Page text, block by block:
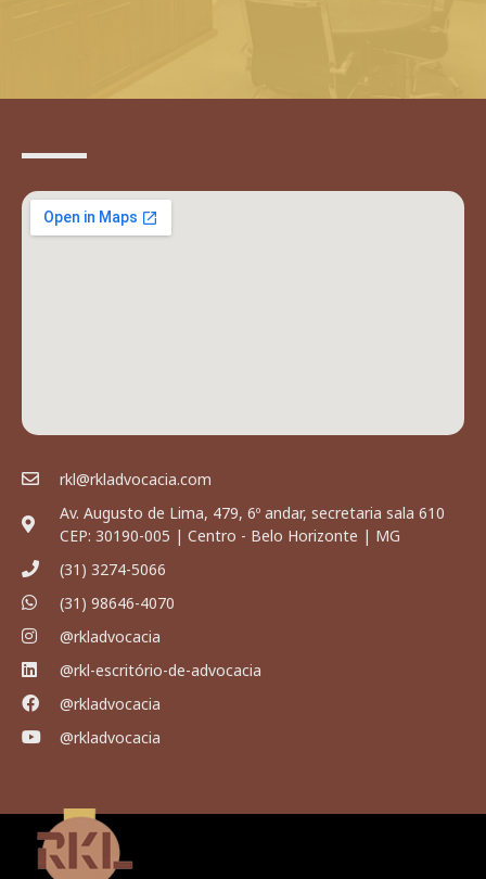
rkl@rkladvocacia.com
Av. Augusto de Lima, 479, 6º andar, secretaria sala 610
CEP: 30190-005 | Centro - Belo Horizonte | MG
(31) 3274-5066
(31) 98646-4070
@rkladvocacia
@rkl-escritório-de-advocacia
@rkladvocacia
@rkladvocacia